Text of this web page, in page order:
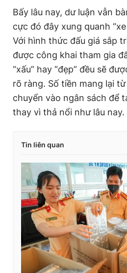
Bấy lâu nay, dư luận vẫn
cực đó đây xung quanh
Với hình thức đấu giá sắp
được công khai tham gia
“xấu” hay “đẹp” đều sẽ
rõ ràng. Số tiền mang lại
chuyển vào ngân sách để
thay vì thả nổi như lâu nay.
Tin liên quan